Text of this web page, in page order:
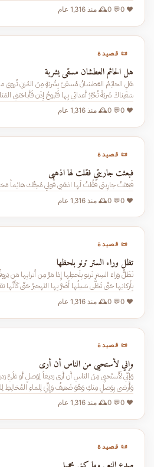
❤️ 0
💬 0 🕰️ منذ 1,316 عام
📜 قصيدة
هل الحائم العطشان مسقى بشربة
سَقَيناكَ شَربَةً تُخَبِّرُ أَعدائي بِها فَتَبوحُ إِذَن فَأَباحَتني المَنايا وَقادَني إِلى أَجَلي
❤️ 0
💬 0 🕰️ منذ 1,316 عام
📜 قصيدة
فبعثت جاريتي فقلت لها اذهبي
فَبَعَثتُ جارِيتي فَقُلتُ لَها اذهَبي قُولي مُحِبُّك هائِماً مَخبولا
❤️ 0
💬 0 🕰️ منذ 1,316 عام
📜 قصيدة
تظل وراء الستر ترنو بلحظها
بِأَركانِها حَتّى تَخَلّى سَبيلُها أَضَرَّ بِها التَهجيرُ حَتّى كَأَنَّها بَقا
❤️ 0
💬 0 🕰️ منذ 1,316 عام
📜 قصيدة
وإني لأستحيي من الناس أن أرى
وَأَرضى بِوَصلٍ مِنكِ وَهُوَ ضَعيفُ وَإِنِّيَ لِلماءِ المُخالِطِ لِلقَذى إِذا كَ
❤️ 0
💬 0 🕰️ منذ 1,316 عام
📜 قصيدة